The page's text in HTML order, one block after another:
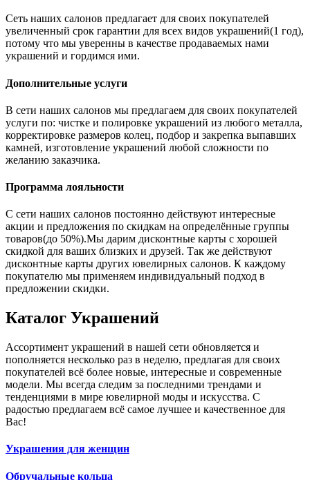
Сеть наших салонов предлагает для своих покупателей
увеличенный срок гарантии для всех видов украшений(1 год),
потому что мы уверенны в качестве продаваемых нами
украшений и гордимся ими.
Дополнительные услуги
В сети наших салонов мы предлагаем для своих покупателей
услуги по: чистке и полировке украшений из любого металла,
корректировке размеров колец, подбор и закрепка выпавших
камней, изготовление украшений любой сложности по
желанию заказчика.
Программа лояльности
С сети наших салонов постоянно действуют интересные
акции и предложения по скидкам на определённые группы
товаров(до 50%).Мы дарим дисконтные карты с хорошей
скидкой для ваших близких и друзей. Так же действуют
дисконтные карты других ювелирных салонов. К каждому
покупателю мы применяем индивидуальный подход в
предложении скидки.
Каталог Украшений
Ассортимент украшений в нашей сети обновляется и
пополняется несколько раз в неделю, предлагая для своих
покупателей всё более новые, интересные и современные
модели. Мы всегда следим за последними трендами и
тенденциями в мире ювелирной моды и искусства. С
радостью предлагаем всё самое лучшее и качественное для
Вас!
Украшения для женщин
Обручальные кольца